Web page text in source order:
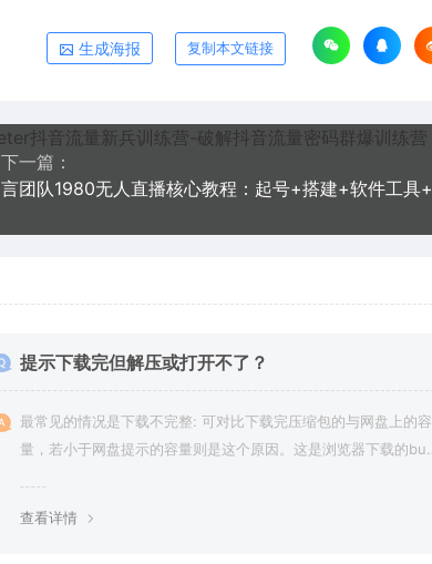
生成海报 复制本文链接
下一篇：
提示下载完但解压或打开不了？
最常见的情况是下载不完整: 可对比下载完压缩包的与网盘上的容
量，若小于网盘提示的容量则是这个原因。这是浏览器下载的bu
查看详情